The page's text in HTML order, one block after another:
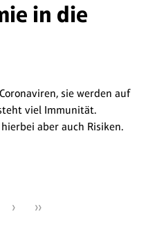
in die
sie werden auf
viel Immunität.
aber auch Risiken.
› ››